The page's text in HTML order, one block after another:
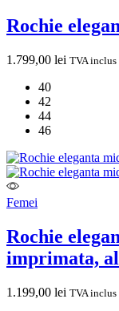
Rochie
1.799,00 lei TVA inclus
40
42
44
46
Femei
Rochie
imprimata,
1.199,00 lei TVA inclus